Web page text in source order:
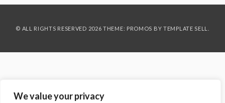
We value your privacy
© ALL RIGHTS RESERVED 2026 THEME: PROMOS BY TEMPLATE SELL